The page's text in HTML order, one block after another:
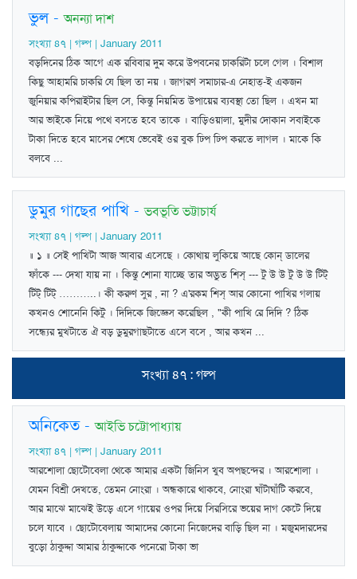
ভুল-অনন্যা দাশ
সংখ্যা ৪৭ | গল্প | January 2011
বড়দিনের ঠিক আগে এক রবিবার দুম করে উপবনের চাকরিটা চলে গেল । বিশাল
কিছু আহামরি চাকরি যে ছিল তা নয় । জাগরণ সমাচার-এ নেহাত্‌-ই একজন
জুনিয়ার কপিরাইটার ছিল সে, কিন্তু নিয়মিত উপায়ের ব্যবস্থা তো ছিল । এখন মা
আর ভাইকে নিয়ে পথে বসতে হবে তাকে । বাড়িওয়ালা, মুদীর দোকান সবাইকে
টাকা দিতে হবে মাসের শেষে ভেবেই ওর বুক ঢিপ ঢিপ করতে লাগল । মাকে কি
বলবে ...
ডুমুর গাছের পাখি -ভবভূতি ভট্টাচার্য
সংখ্যা ৪৭ | গল্প | January 2011
॥ ১ ॥ সেই পাখিটা আজ আবার এসেছে । কোথায় লুকিয়ে আছে কোন্‌ ডালের
ফাঁকে --- দেখা যায় না । কিন্তু শোনা যাচ্ছে তার অদ্ভুত শিস্‌ --- টু উ উ টু উ উ টিট্‌
টিট্‌ টিট্‌ ………..। কী করুণ সুর , না ? এ'রকম শিস্‌ আর কোনো পাখির গলায়
কখনও শোনেনি কিটু । দিদিকে জিজ্ঞেস করেছিল , "কী পাখি রে দিদি ? ঠিক
সন্ধ্যের মুখটাতে ঐ বড় ডুমুরগাছটাতে এসে বসে , আর কখন ...
সংখ্যা ৪৭ : গল্প
অনিকেত-আইভি চট্টোপাধ্যায়
সংখ্যা ৪৭ | গল্প | January 2011
আরশোলা ছোটোবেলা থেকে আমার একটা জিনিস খুব অপছন্দের । আরশোলা ।
যেমন বিশ্রী দেখতে, তেমন নোংরা । অন্ধকারে থাকবে, নোংরা ঘাঁটাঘাঁটি করবে,
আর মাঝে মাঝেই উড়ে এসে গায়ের ওপর দিয়ে সিরসিরে ভয়ের দাগ কেটে দিয়ে
চলে যাবে । ছোটোবেলায় আমাদের কোনো নিজেদের বাড়ি ছিল না । মজুমদারদের
বুড়ো ঠাকুদ্দা আমার ঠাকুদ্দাকে পনেরো টাকা ভা